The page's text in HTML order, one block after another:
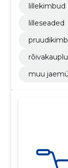
lillekimbud
lilleseaded
muu